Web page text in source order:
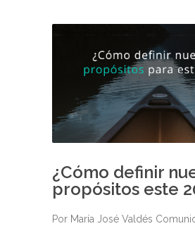
¿Cómo definir
propósitos este
Por María José Valdés